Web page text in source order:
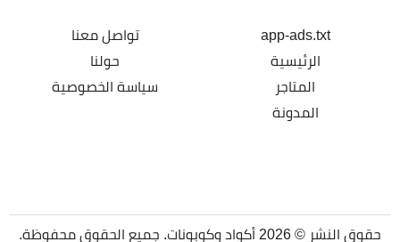
app-ads.txt
الرئيسية
المتاجر
المدونة
تواصل معنا
حولنا
سياسة الخصوصية
حقوق النشر © 2026 أكواد وكوبونات. جميع الحقوق محفوظة.